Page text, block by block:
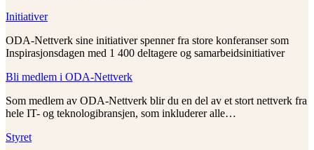
Initiativer
ODA-Nettverk sine initiativer spenner fra store konferanser som
Inspirasjonsdagen med 1 400 deltagere og samarbeidsinitiativer
Bli medlem i ODA-Nettverk
Som medlem av ODA-Nettverk blir du en del av et stort nettverk fra
hele IT- og teknologibransjen, som inkluderer alle…
Styret